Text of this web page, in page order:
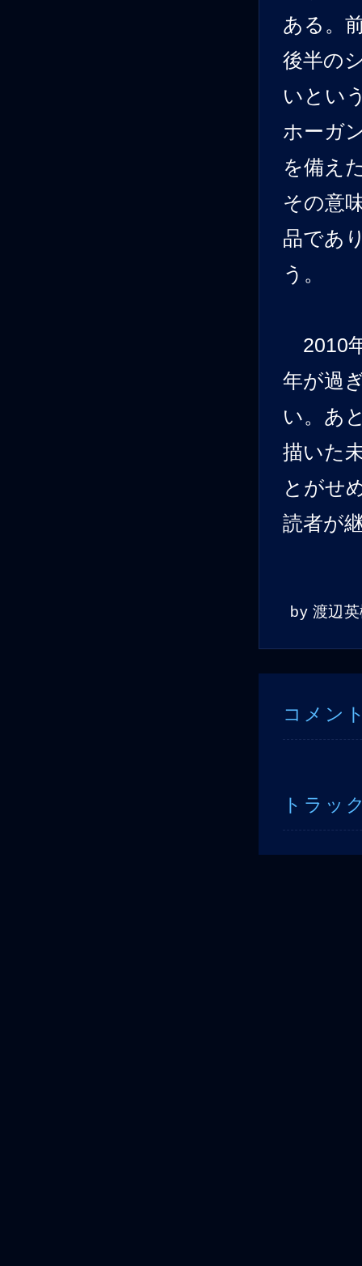
ある。
後半の
いとい
ホーガ
を備え
その意
品であ
う。
2010
年が過
い。あ
描いた
とがせ
読者が
by 渡辺
コメン
トラッ